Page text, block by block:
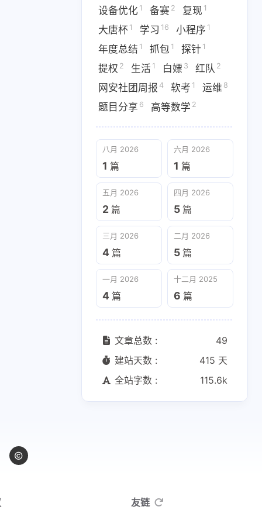
Pwn3
WriteUP
大唐杯1 学习16
红队 2
5 篇
十二月 2025
6篇
‌设备优化 1 备赛 2 复现 1
大唐杯 1 学习 16 小程序 1
年度总结 1 抓包 1 探针 1
提权 2 生活 1 白嫖 3 红队 2
网安社团周报 4 软考 1 运维 8
题目分享 6 高等数学 2
八月 2026
1 篇
六月 2026
1 篇
五月 2026
2 篇
四月 2026
5 篇
三月 2026
4 篇
二月 2026
5 篇
一月 2026
4 篇
十二月 2025
6 篇
文章总数 :
49
建站天数 :
415 天
全站字数 :
115.6k
友链